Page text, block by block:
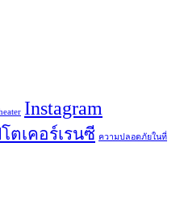
Instagram
ตเคอร์เรนซี ความปลอดภัยในที่